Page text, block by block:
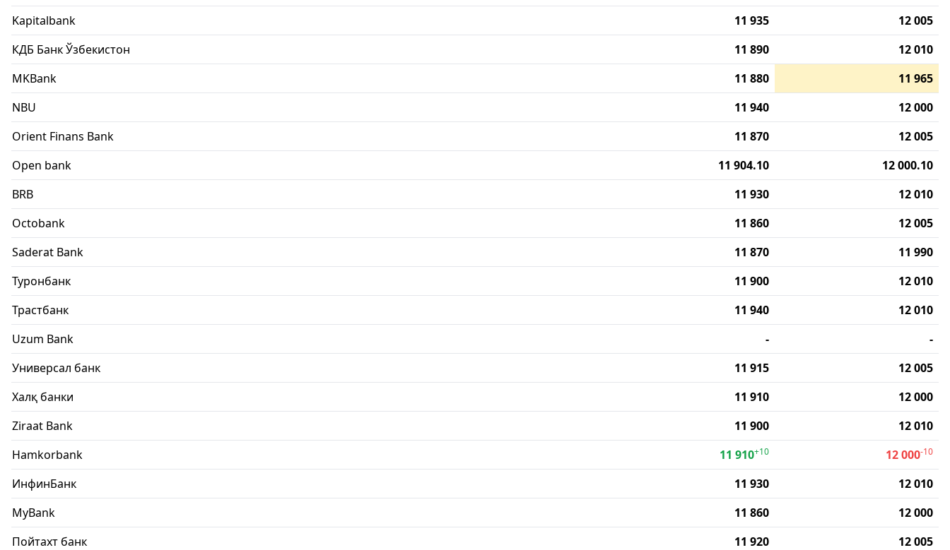
Kapitalbank
11 935
12 005
КДБ Банк Ўзбекистон
11 890
12 010
MKBank
11 880
11 965
NBU
11 940
12 000
Orient Finans Bank
11 870
12 005
Open bank
11 904.10
12 000.10
BRB
11 930
12 010
Octobank
11 860
12 005
Saderat Bank
11 870
11 990
Туронбанк
11 900
12 010
Трастбанк
11 940
12 010
Uzum Bank
-
-
Универсал банк
11 915
12 005
Халқ банки
11 910
12 000
Ziraat Bank
11 900
12 010
Hamkorbank
11 910+10 12 000-10
ИнфинБанк 11 930
12 010
MyBank
11 860
12 000
Пойтахт банк
11 920
12 005